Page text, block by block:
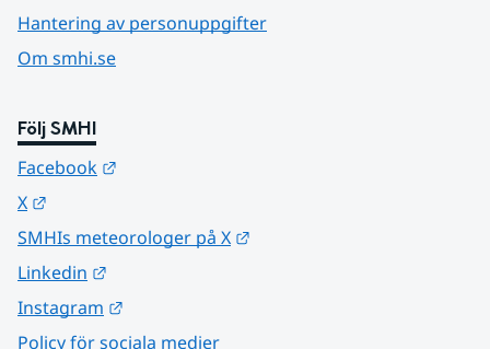
Hantering av personuppgifter
Om smhi.se
Följ SMHI
Facebook
X
SMHIs meteorologer på X
Linkedin
Instagram
Policy för sociala medier